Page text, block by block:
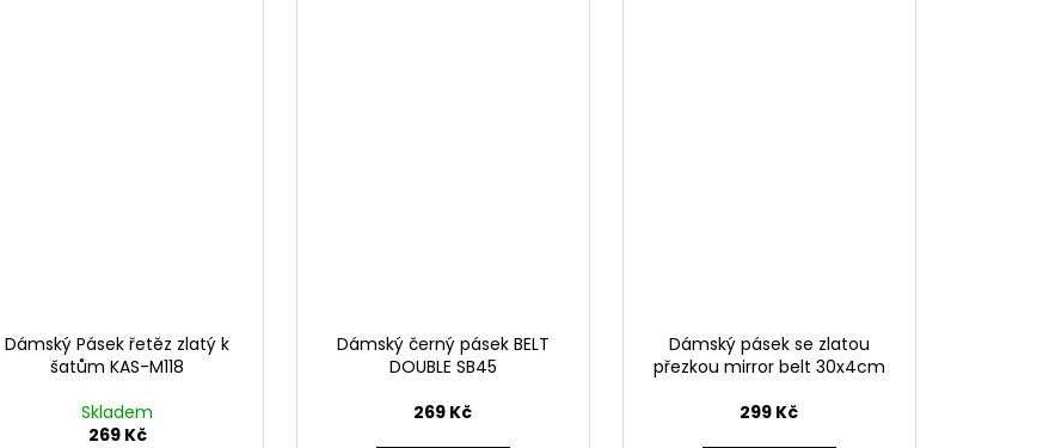
Dámský Pásek řetěz zlatý k
šatům KAS-M118
Skladem
269 Kč
Dámský černý pásek BELT
DOUBLE SB45
269 Kč
Dámský pásek se zlatou
přezkou mirror belt 30x4cm
299 Kč